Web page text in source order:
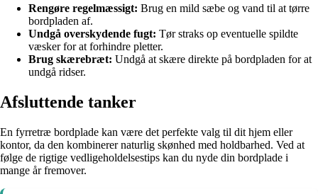
Rengøre regelmæssigt: Brug en mild sæbe og vand til at tørre
bordpladen af.
Undgå overskydende fugt: Tør straks op eventuelle spildte
væsker for at forhindre pletter.
Brug skærebræt: Undgå at skære direkte på bordpladen for at
undgå ridser.
Afsluttende tanker
En fyrretræ bordplade kan være det perfekte valg til dit hjem eller
kontor, da den kombinerer naturlig skønhed med holdbarhed. Ved at
følge de rigtige vedligeholdelsestips kan du nyde din bordplade i
mange år fremover.